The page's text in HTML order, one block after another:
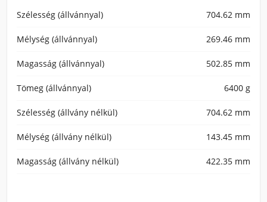
Szélesség (állvánnyal) 704.62 mm
Mélység (állvánnyal) 269.46 mm
Magasság (állvánnyal) 502.85 mm
Tömeg (állvánnyal) 6400 g
Szélesség (állvány nélkül) 704.62 mm
Mélység (állvány nélkül) 143.45 mm
Magasság (állvány nélkül) 422.35 mm